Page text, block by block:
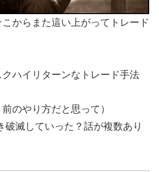
からまた這い上がってトレード
ハイリターンなトレード手法
のやり方だと思って）
破滅していった？話が複数あり